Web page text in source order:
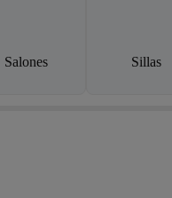
Salones Sillas